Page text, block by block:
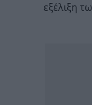
εξέλιξη